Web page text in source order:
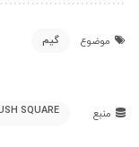
موضوع گیم
منبع SQUARE